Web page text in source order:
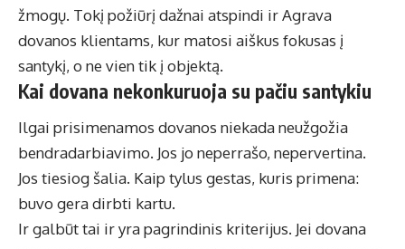
žmogų. Tokį požiūrį dažnai atspindi irAgrava
dovanos klientams, kur matosi aiškus fokusas į
santykį, o ne vien tik į objektą.
Kai dovana nekonkuruoja su pačiu santykiu
Ilgai prisimenamos dovanos niekada neužgožia
bendradarbiavimo. Jos jo neperrašo, nepervertina.
Jos tiesiog šalia. Kaip tylus gestas, kuris primena:
buvo gera dirbti kartu.
Ir galbūt tai ir yra pagrindinis kriterijus. Jei dovana